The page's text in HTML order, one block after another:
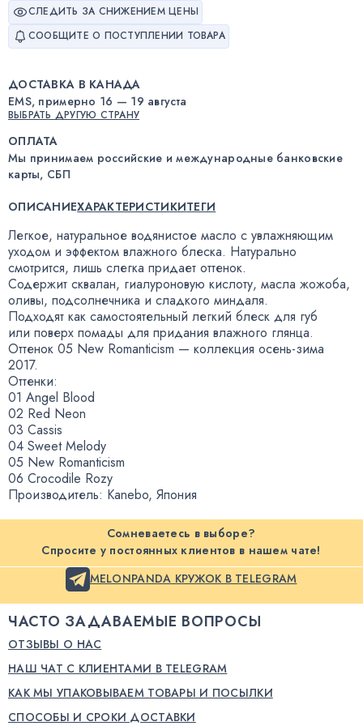
СЛЕДИТЬ ЗА СНИЖЕНИЕМ ЦЕНЫ
СООБЩИТЕ О ПОСТУПЛЕНИИ ТОВАРА
ДОСТАВКА В КАНАДА
EMS, примерно 16 — 19 августа
ВЫБРАТЬ ДРУГУЮ СТРАНУ
ОПЛАТА
Мы принимаем российские и международные банковские
карты, СБП
ОПИСАНИЕХАРАКТЕРИСТИКИТЕГИ
Легкое, натуральное водянистое масло с увлажняющим
уходом и эффектом влажного блеска. Натурально
смотрится, лишь слегка придает оттенок.
Содержит сквалан, гиалуроновую кислоту, масла жожоба,
оливы, подсолнечника и сладкого миндаля.
Подходят как самостоятельный легкий блеск для губ
или поверх помады для придания влажного глянца.
Оттенок 05 New Romanticism — коллекция осень-зима
2017.
Оттенки:
01 Angel Blood
02 Red Neon
03 Cassis
04 Sweet Melody
05 New Romanticism
06 Crocodile Rozy
Производитель: Kanebo, Япония
Сомневаетесь в выборе?
Спросите у постоянных клиентов в нашем чате!
MELONPANDA КРУЖОК В TELEGRAM
ЧАСТО ЗАДАВАЕМЫЕ ВОПРОСЫ
ОТЗЫВЫ О НАС
НАШ ЧАТ С КЛИЕНТАМИ В TELEGRAM
КАК МЫ УПАКОВЫВАЕМ ТОВАРЫ И ПОСЫЛКИ
СПОСОБЫ И СРОКИ ДОСТАВКИ